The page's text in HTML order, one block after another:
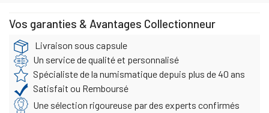
Vos garanties & Avantages Collectionneur
Livraison sous capsule
Un service de qualité et personnalisé
Spécialiste de la numismatique depuis plus de 40 ans
Satisfait ou Remboursé
Une sélection rigoureuse par des experts confirmés